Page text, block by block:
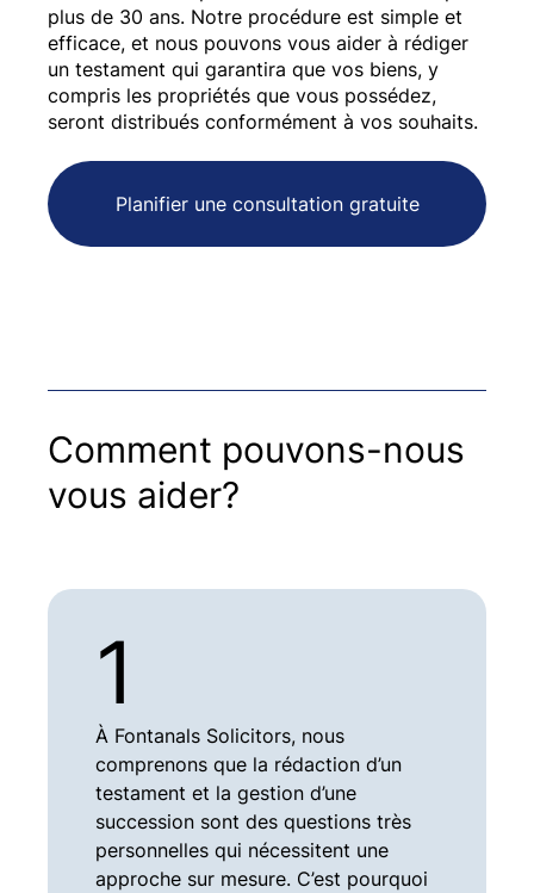
plus de 30 ans. Notre procédure est simple et
efficace, et nous pouvons vous aider à rédiger
un testament qui garantira que vos biens, y
compris les propriétés que vous possédez,
seront distribués conformément à vos souhaits.
Planifier une consultation gratuite
Comment pouvons-nous
vous aider?
1
À Fontanals Solicitors, nous
comprenons que la rédaction d’un
testament et la gestion d’une
succession sont des questions très
personnelles qui nécessitent une
approche sur mesure. C’est pourquoi